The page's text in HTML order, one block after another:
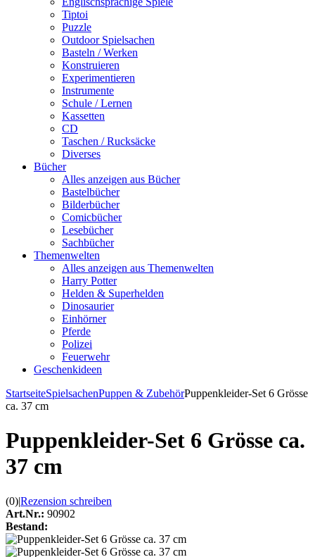
Tiptoi
Puzzle
Outdoor Spielsachen
Basteln / Werken
Konstruieren
Experimentieren
Instrumente
Schule / Lernen
Kassetten
CD
Taschen / Rucksäcke
Diverses
Bücher
Alles anzeigen aus Bücher
Bastelbücher
Bilderbücher
Comicbücher
Lesebücher
Sachbücher
Themenwelten
Alles anzeigen aus Themenwelten
Harry Potter
Helden & Superhelden
Dinosaurier
Einhörner
Pferde
Polizei
Feuerwehr
Geschenkideen
StartseiteSpielsachenPuppen & ZubehörPuppenkleider-Set 6 Grösse
ca. 37 cm
Puppenkleider-Set 6 Grösse ca.
37 cm
(0)|Rezension schreiben
Art.Nr.: 90902
Bestand: